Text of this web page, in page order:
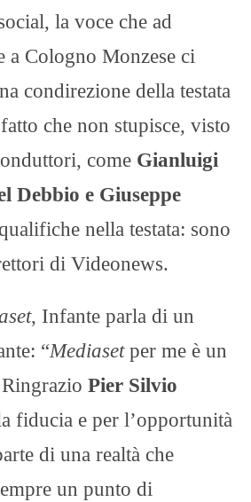
la voce che ad
a Cologno Monzese ci
condirezione della testata
che non stupisce, visto
come Gianluigi
Debbio e Giuseppe
nella testata: sono
di Videonews.
, Infante parla di un
“Mediasetper me è un
Pier Silvio
fiducia e per l’opportunità
di una realtà che
un punto di